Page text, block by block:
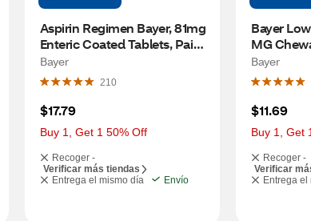
Aspirin Regimen Bayer, 81mg
Enteric Coated Tablets, Pain
Reliever/Fever Reducer, 300
ct
Bayer
210
$17.79
Buy 1, Get 1 50% Off
Recoger -
Verificar más tiendas
Entrega el mismo día
Envío
Bayer
MG
Orange,
Bayer
$11.69
Buy 1, Get
Recoger -
Verificar
Entrega